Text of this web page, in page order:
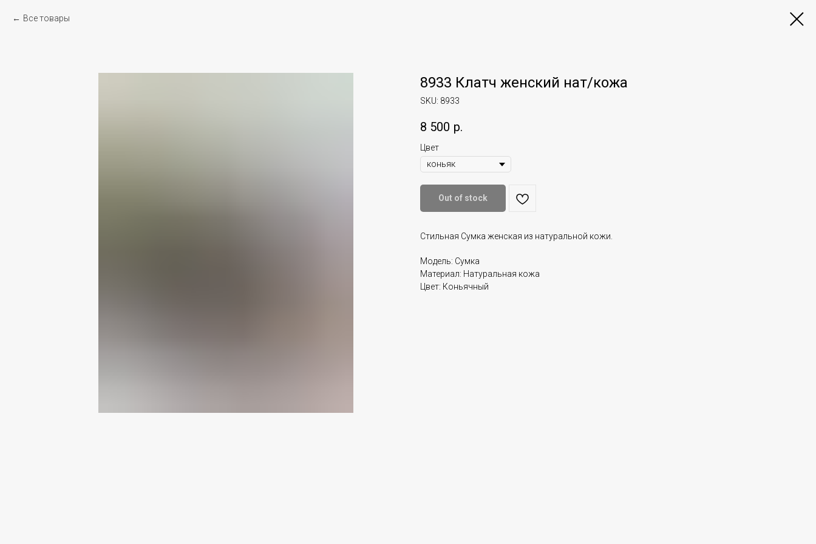
Все товары
8933 Клатч женский нат/кожа
SKU: 8933
8 500 р.
Цвет
Out of stock
Стильная Сумка женская из натуральной кожи.
Модель: Сумка
Материал: Натуральная кожа
Цвет: Коньячный